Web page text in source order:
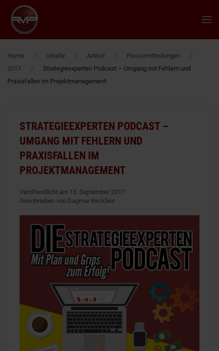
Zum Hauptinhalt springen
Home Inhalte Artikel
Pressemitteilungen
2017
Strategieexperten Podcast – Umgang mit Fehlern und
Praxisfallen im Projektmanagement
STRATEGIEEXPERTEN PODCAST –
UMGANG MIT FEHLERN UND
PRAXISFALLEN IM
PROJEKTMANAGEMENT
Veröffentlicht am 15. September 2017
Geschrieben von Dagmar Recklies